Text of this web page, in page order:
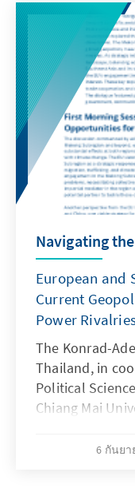
หลายรูปแบบ ห
ที่สนใจและเป็น
ด้วยการลดผลก
สภาพภูมิอากาศ
ผ่านไป ทางสำ
นโยบายดังกล่า
และนำกรณีศึก
การปล่อยก๊าซ
จังหวัดสระบุรีก
การหารือ โดย
ภาคส่วน ทั้งป
เกี่ยวข้องโดย
นโยบาย รวม
ภาคธุรกิจในพื้
ร่วมมือในวาระ
เพื่อให้ได้แลกเ
แนวทางการดำ
คาร์บอนต่ำแล
อย่างยั่งยืนไปด้
Navigating
European and
Current
Power
The Konrad-
Thailand, in
Political
Chiang Mai
European and
6 กันยา